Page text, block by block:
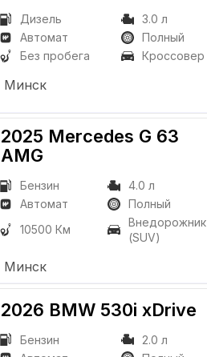
Дизель
3.0 л
Автомат
Полный
Без пробега
Кроссовер
Минск
2025 Mercedes G 63
AMG
Бензин
4.0 л
Автомат
Полный
10500 Км
Внедорожник
(SUV)
Минск
2026 BMW 530i xDrive
Бензин
2.0 л